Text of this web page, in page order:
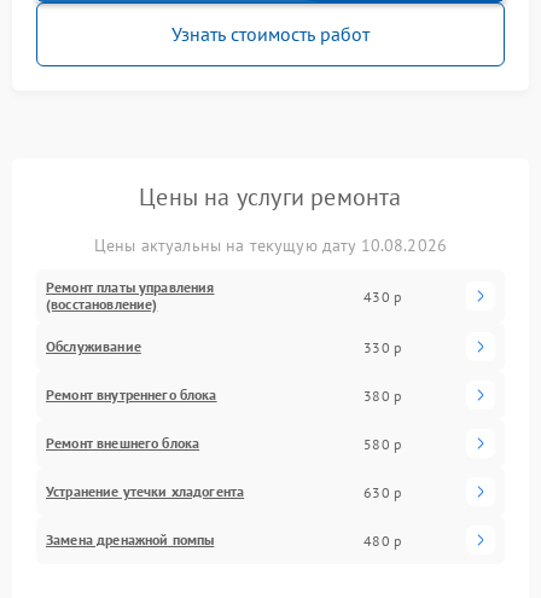
Узнать стоимость работ
Цены на услуги ремонта
Цены актуальны на текущую дату 10.08.2026
Ремонт платы управления
(восстановление)
430 р
Обслуживание 330 р
Ремонт внутреннего блока 380 р
Ремонт внешнего блока 580 р
Устранение утечки хладогента 630 р
Замена дренажной помпы 480 р